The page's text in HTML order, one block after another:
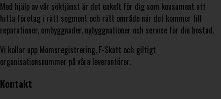
Med hjälp av vår söktjänst är det enkelt för dig som konsument att
hitta företag i rätt segment och rätt område när det kommer till
reparationer, ombyggnader, nybyggnationer och service för din bostad.
Vi kollar upp Momsregistrering, F-Skatt och giltigt
organisationsnummer på våra leverantörer.
Kontakt